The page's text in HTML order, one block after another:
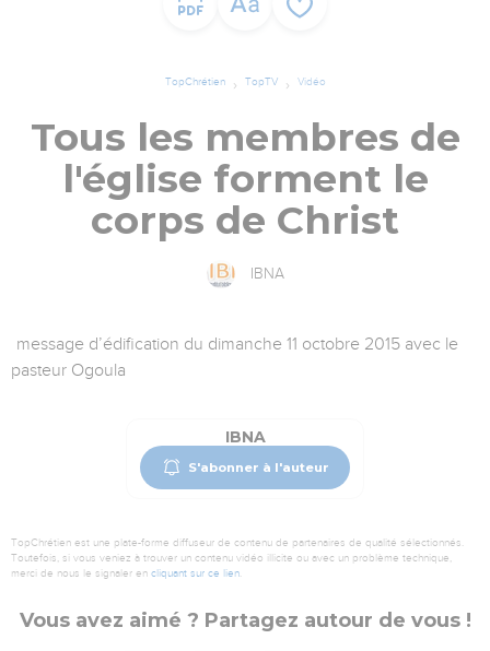
TopChrétien TopTV Vidéo
Tous les membres de
l'église forment le
corps de Christ
IBNA
message d’édification du dimanche 11 octobre 2015 avec le
pasteur Ogoula
IBNA
S'abonner à l'auteur
TopChrétien est une plate-forme diffuseur de contenu de partenaires de qualité sélectionnés.
Toutefois, si vous veniez à trouver un contenu vidéo illicite ou avec un problème technique,
merci de nous le signaler en cliquant sur ce lien.
Vous avez aimé ? Partagez autour de vous !